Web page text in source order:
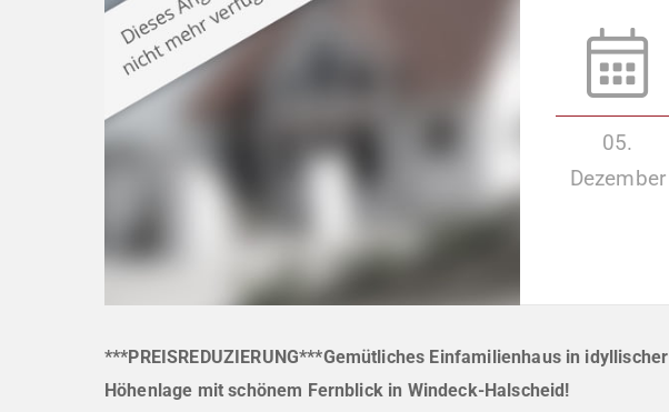
05.
Dezember
***PREISREDUZIERUNG***Gemütliches Einfamilienhaus in idyllischer
Höhenlage mit schönem Fernblick in Windeck-Halscheid!